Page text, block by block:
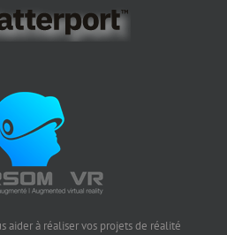
aider à réaliser vos projets de réalité